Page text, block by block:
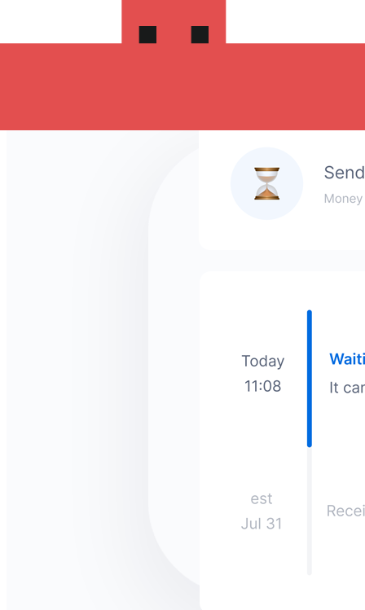
incluso instantáneamente apenas recibamos tus fondos.